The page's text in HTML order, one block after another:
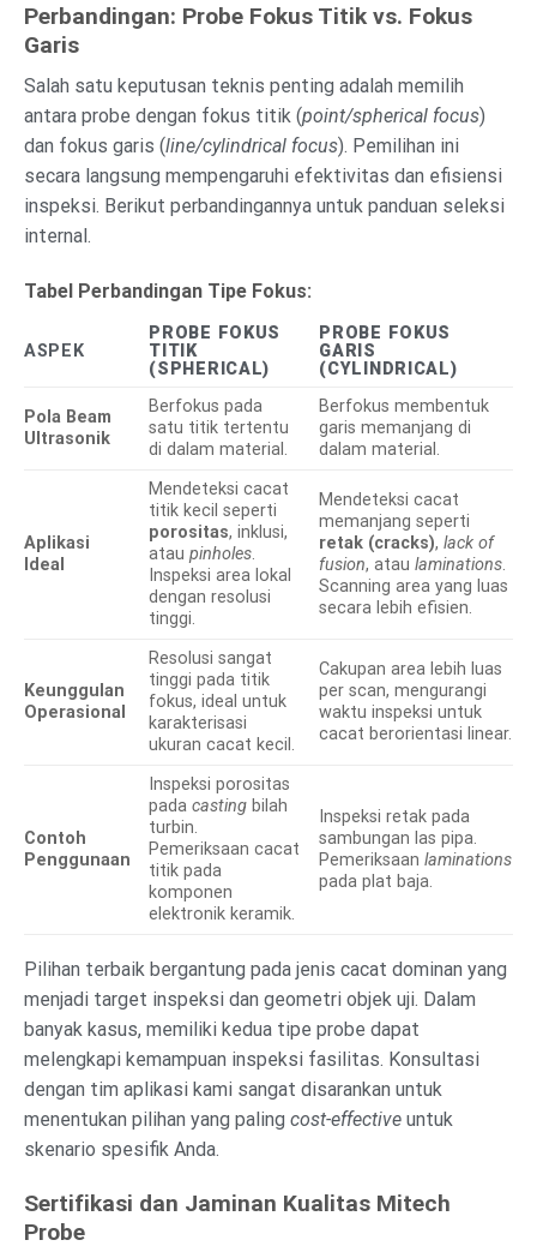
Perbandingan: Probe Fokus Titik vs. Fokus
Garis
Salah satu keputusan teknis penting adalah memilih
antara probe dengan fokus titik (point/spherical focus)
dan fokus garis (line/cylindrical focus). Pemilihan ini
secara langsung mempengaruhi efektivitas dan efisiensi
inspeksi. Berikut perbandingannya untuk panduan seleksi
internal.
Tabel Perbandingan Tipe Fokus:
ASPEK
PROBE FOKUS
TITIK
(SPHERICAL)
PROBE FOKUS
GARIS
(CYLINDRICAL)
Pola Beam
Ultrasonik
Berfokus pada
satu titik tertentu
di dalam material.
Berfokus membentuk
garis memanjang di
dalam material.
Aplikasi
Ideal
Mendeteksi cacat
titik kecil seperti
porositas, inklusi,
ataupinholes.
Inspeksi area lokal
dengan resolusi
tinggi.
Mendeteksi cacat
memanjang seperti
retak (cracks),lack of
fusion, ataulaminations.
Scanning area yang luas
secara lebih efisien.
Keunggulan
Operasional
Resolusi sangat
tinggi pada titik
fokus, ideal untuk
karakterisasi
ukuran cacat kecil.
Cakupan area lebih luas
per scan, mengurangi
waktu inspeksi untuk
cacat berorientasi linear.
Contoh
Penggunaan
Inspeksi porositas
padacasting bilah
turbin.
Pemeriksaan cacat
titik pada
komponen
elektronik keramik.
Inspeksi retak pada
sambungan las pipa.
Pemeriksaanlaminations
pada plat baja.
Pilihan terbaik bergantung pada jenis cacat dominan yang
menjadi target inspeksi dan geometri objek uji. Dalam
banyak kasus, memiliki kedua tipe probe dapat
melengkapi kemampuan inspeksi fasilitas. Konsultasi
dengan tim aplikasi kami sangat disarankan untuk
menentukan pilihan yang paling cost-effective untuk
skenario spesifik Anda.
Sertifikasi dan Jaminan Kualitas Mitech
Probe